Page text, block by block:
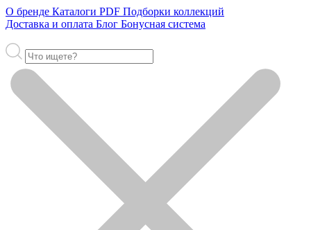
О бренде Каталоги PDF Подборки коллекций
Доставка и оплата Блог Бонусная система